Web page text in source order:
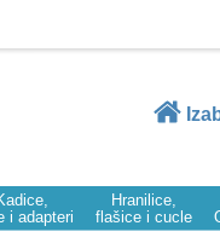
i adapteri
Hranilice,
flašice i cucle